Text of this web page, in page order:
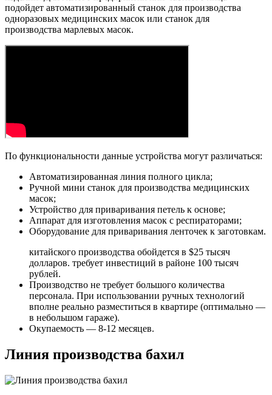
подойдет автоматизированный станок для производства
одноразовых медицинских масок или станок для
производства марлевых масок.
По функциональности данные устройства могут различаться:
Автоматизированная линия полного цикла;
Ручной мини станок для производства медицинских
масок;
Устройство для приваривания петель к основе;
Аппарат для изготовления масок с респираторами;
Оборудование для приваривания ленточек к заготовкам.
китайского производства обойдется в $25 тысяч
долларов. требует инвестиций в районе 100 тысяч
рублей.
Производство не требует большого количества
персонала. При использовании ручных технологий
вполне реально разместиться в квартире (оптимально —
в небольшом гараже).
Окупаемость — 8-12 месяцев.
Линия производства бахил